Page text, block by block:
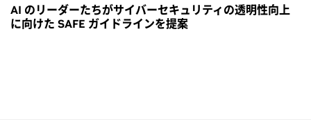
AI のリーダーたちがサイバーセキュリティの透明性向上
に向けた SAFE ガイドラインを提案